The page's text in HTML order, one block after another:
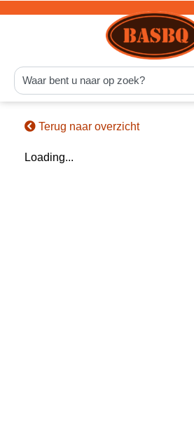
Terug naar overzicht
Loading...